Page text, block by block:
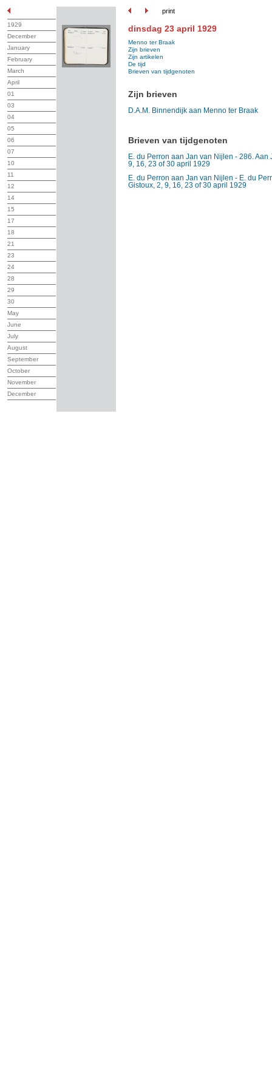
print
1929
December
January
February
March
April
01
03
04
05
06
07
10
11
12
14
15
17
18
21
23
24
28
29
30
May
June
July
August
September
October
November
December
dinsdag 23 april 1929
Menno ter Braak
Zijn brieven
Zijn artikelen
De tijd
Brieven van tijdgenoten
Zijn brieven
D.A.M. Binnendijk aan Menno ter Braak
Brieven van tijdgenoten
E. du Perron aan Jan van Nijlen - 286.
9, 16, 23 of 30 april 1929
E. du Perron aan Jan van Nijlen - E. du
Gistoux, 2, 9, 16, 23 of 30 april 1929